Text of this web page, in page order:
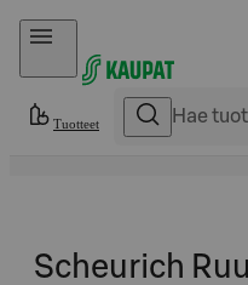
Hyppää sisältöön
Tuotteet
Scheurich